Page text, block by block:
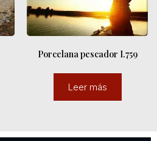
Porcelana pescador I.759
Leer más